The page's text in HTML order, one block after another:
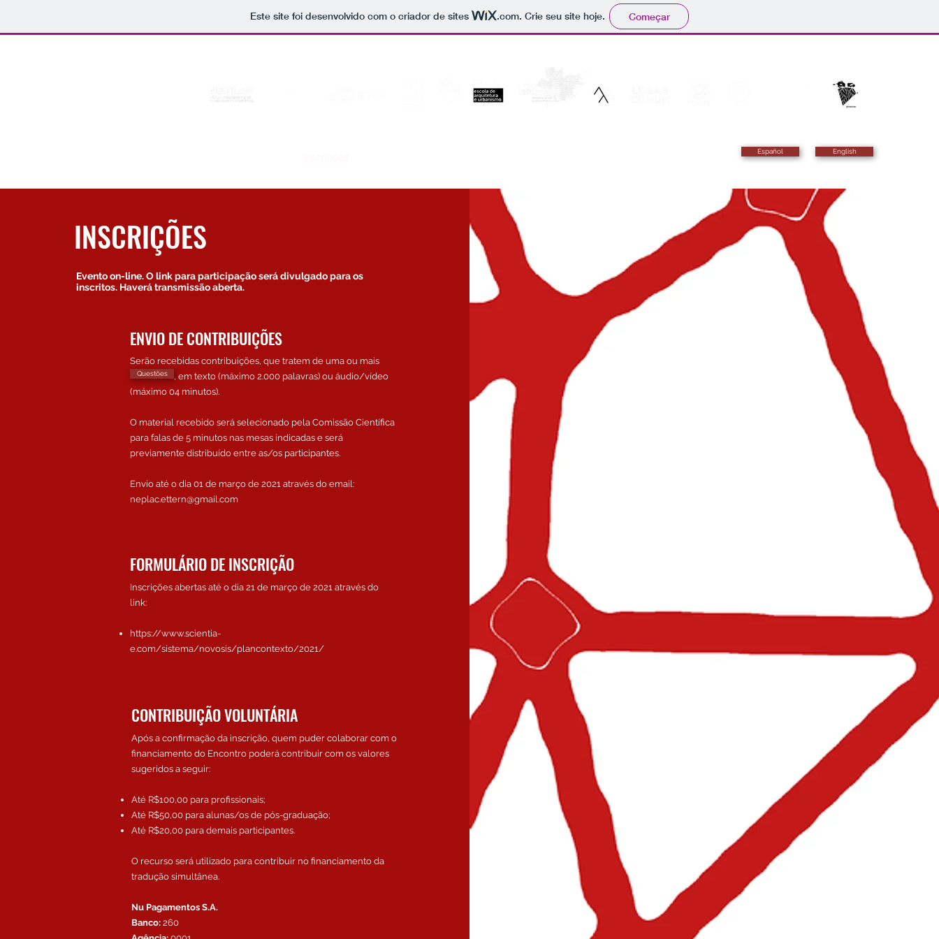
Este site foi desenvolvido com o criador de sites .com. Crie seu site hoje. Começar
Español English
INSCRIÇÕES
Evento on-line. O link para participação será divulgado para os
inscritos. Haverá transmissão aberta.
Serão recebidas contribuições, que tratem de uma ou mais
, em texto (máximo 2.000 palavras) ou áudio/vídeo
(máximo 04 minutos).
O material recebido será selecionado pela Comissão Científica
para falas de 5 minutos nas mesas indicadas e será
previamente distribuído entre as/os participantes.
Envio até o dia 01 de março de 2021 através do email:
neplac.ettern@gmail.com
ENVIO DE CONTRIBUIÇÕES
Questões
FORMULÁRIO DE INSCRIÇÃO
Inscrições abertas até o dia 21 de março de 2021 através do
link:
https://www.scientia-
e.com/sistema/novosis/plancontexto/2021/
CONTRIBUIÇÃO VOLUNTÁRIA
Após a confirmação da inscrição, quem puder colaborar com o
financiamento do Encontro poderá contribuir com os valores
sugeridos a seguir:
Até R$100,00 para profissionais;
Até R$50,00 para alunas/os de pós-graduação;
Até R$20,00 para demais participantes.
O recurso será utilizado para contribuir no financiamento da
tradução simultânea.
Nu Pagamentos S.A.
Banco: 260